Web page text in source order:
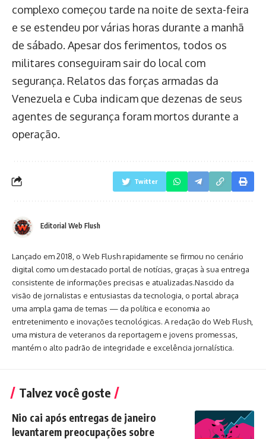
complexo começou tarde na noite de sexta-feira
e se estendeu por várias horas durante a manhã
de sábado. Apesar dos ferimentos, todos os
militares conseguiram sair do local com
segurança. Relatos das forças armadas da
Venezuela e Cuba indicam que dezenas de seus
agentes de segurança foram mortos durante a
operação.
Twitter
Editorial Web Flush
Lançado em 2018, o Web Flush rapidamente se firmou no cenário
digital como um destacado portal de notícias, graças à sua entrega
consistente de informações precisas e atualizadas.Nascido da
visão de jornalistas e entusiastas da tecnologia, o portal abraça
uma ampla gama de temas — da política e economia ao
entretenimento e inovações tecnológicas. A redação do Web Flush,
uma mistura de veteranos da reportagem e jovens promessas,
mantém o alto padrão de integridade e excelência jornalística.
Talvez você goste
Nio cai após entregas de janeiro
levantarem preocupações sobre